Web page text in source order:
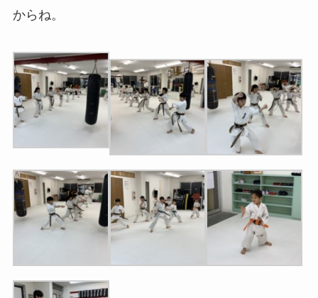
からね。